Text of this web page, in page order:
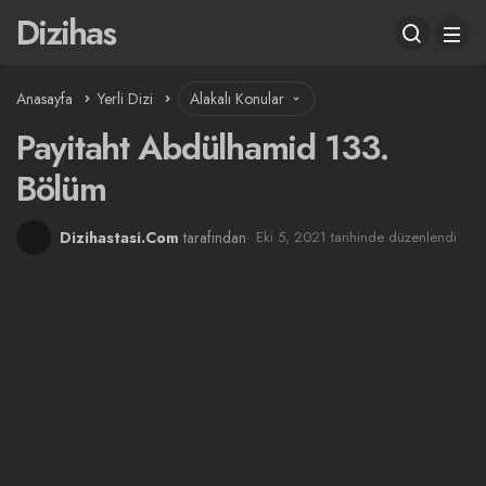
Dizihas
Anasayfa Yerli Dizi Alakalı Konular
Payitaht Abdülhamid 133.
Bölüm
Dizihastasi.Com tarafından Eki 5, 2021 tarihinde düzenlendi